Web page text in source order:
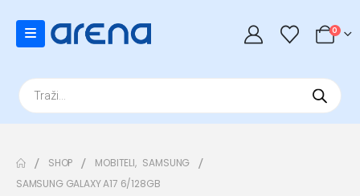
0
Products
search
SHOP MOBITELI, SAMSUNG
SAMSUNG GALAXY A17 6/128GB